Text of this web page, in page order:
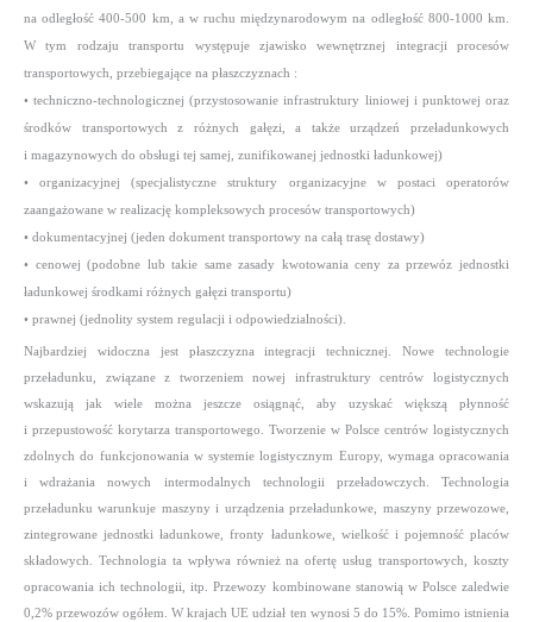
na odległość 400-500 km, a w ruchu międzynarodowym na odległość 800-1000 km.
W tym rodzaju transportu występuje zjawisko wewnętrznej integracji procesów
transportowych, przebiegające na płaszczyznach :
• techniczno-technologicznej (przystosowanie infrastruktury liniowej i punktowej oraz
środków transportowych z różnych gałęzi, a także urządzeń przeładunkowych
i magazynowych do obsługi tej samej, zunifikowanej jednostki ładunkowej)
• organizacyjnej (specjalistyczne struktury organizacyjne w postaci operatorów
zaangażowane w realizację kompleksowych procesów transportowych)
• dokumentacyjnej (jeden dokument transportowy na całą trasę dostawy)
• cenowej (podobne lub takie same zasady kwotowania ceny za przewóz jednostki
ładunkowej środkami różnych gałęzi transportu)
• prawnej (jednolity system regulacji i odpowiedzialności).
Najbardziej widoczna jest płaszczyzna integracji technicznej. Nowe technologie
przeładunku, związane z tworzeniem nowej infrastruktury centrów logistycznych
wskazują jak wiele można jeszcze osiągnąć, aby uzyskać większą płynność
i przepustowość korytarza transportowego. Tworzenie w Polsce centrów logistycznych
zdolnych do funkcjonowania w systemie logistycznym Europy, wymaga opracowania
i wdrażania nowych intermodalnych technologii przeładowczych. Technologia
przeładunku warunkuje maszyny i urządzenia przeładunkowe, maszyny przewozowe,
zintegrowane jednostki ładunkowe, fronty ładunkowe, wielkość i pojemność placów
składowych. Technologia ta wpływa również na ofertę usług transportowych, koszty
opracowania ich technologii, itp. Przewozy kombinowane stanowią w Polsce zaledwie
0,2% przewozów ogółem. W krajach UE udział ten wynosi 5 do 15%. Pomimo istnienia